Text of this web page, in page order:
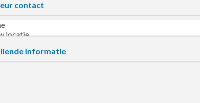
contact
informatie